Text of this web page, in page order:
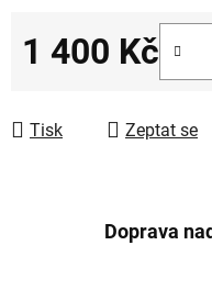
1 400 Kč
Tisk Zeptat se
Doprava